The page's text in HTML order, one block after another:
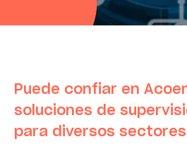
Puede confiar en
soluciones de
para diversos